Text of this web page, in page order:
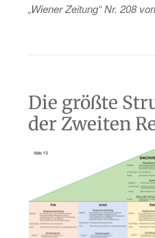
„Wie­ner Zei­tung“ Nr. 208
Die größte
der Zweiten